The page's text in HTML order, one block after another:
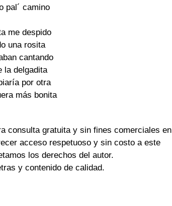
pal´ camino
me despido
una rosita
cantando
la delgadita
por otra
más bonita
consulta gratuita y sin fines comerciales en
acceso respetuoso y sin costo a este
los derechos del autor.
y contenido de calidad.